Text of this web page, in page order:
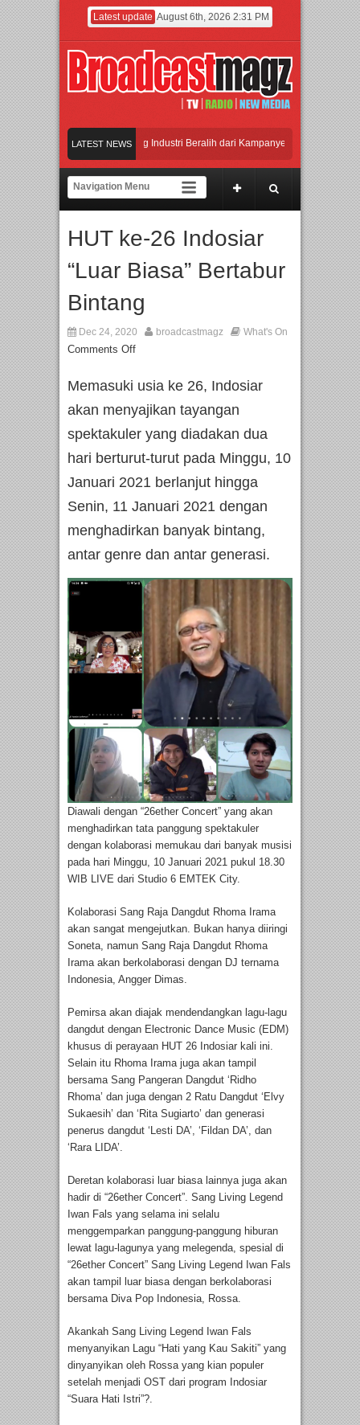
Latest update August 6th, 2026 2:31 PM
LATEST NEWS
APMF 2026 Dorong Industri Beralih dari Kampanye ke Kolaborasi Jangka
INDONESIA Membuka Took di Ubud, Bali
Marcello Tahitoe dan Sandhy Sondoro Afan Hadirkan Hipdut Modern
HUT ke-26 Indosiar
“Luar Biasa” Bertabur
Bintang
Dec 24, 2020 broadcastmagz What's On
Comments Off
Memasuki usia ke 26, Indosiar
akan menyajikan tayangan
spektakuler yang diadakan dua
hari berturut-turut pada Minggu, 10
Januari 2021 berlanjut hingga
Senin, 11 Januari 2021 dengan
menghadirkan banyak bintang,
antar genre dan antar generasi.
Diawali dengan “26ether Concert” yang akan
menghadirkan tata panggung spektakuler
dengan kolaborasi memukau dari banyak musisi
pada hari Minggu, 10 Januari 2021 pukul 18.30
WIB LIVE dari Studio 6 EMTEK City.
Kolaborasi Sang Raja Dangdut Rhoma Irama
akan sangat mengejutkan. Bukan hanya diiringi
Soneta, namun Sang Raja Dangdut Rhoma
Irama akan berkolaborasi dengan DJ ternama
Indonesia, Angger Dimas.
Pemirsa akan diajak mendendangkan lagu-lagu
dangdut dengan Electronic Dance Music (EDM)
khusus di perayaan HUT 26 Indosiar kali ini.
Selain itu Rhoma Irama juga akan tampil
bersama Sang Pangeran Dangdut ‘Ridho
Rhoma’ dan juga dengan 2 Ratu Dangdut ‘Elvy
Sukaesih’ dan ‘Rita Sugiarto’ dan generasi
penerus dangdut ‘Lesti DA’, ‘Fildan DA’, dan
‘Rara LIDA’.
Deretan kolaborasi luar biasa lainnya juga akan
hadir di “26ether Concert”. Sang Living Legend
Iwan Fals yang selama ini selalu
menggemparkan panggung-panggung hiburan
lewat lagu-lagunya yang melegenda, spesial di
“26ether Concert” Sang Living Legend Iwan Fals
akan tampil luar biasa dengan berkolaborasi
bersama Diva Pop Indonesia, Rossa.
Akankah Sang Living Legend Iwan Fals
menyanyikan Lagu “Hati yang Kau Sakiti” yang
dinyanyikan oleh Rossa yang kian populer
setelah menjadi OST dari program Indosiar
“Suara Hati Istri”?.